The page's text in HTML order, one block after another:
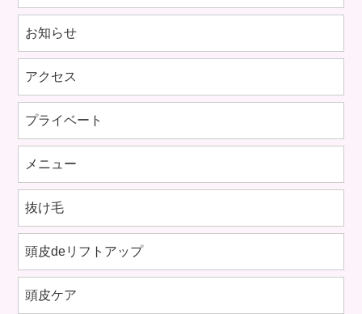
お知らせ
アクセス
プライベート
メニュー
抜け毛
頭皮deリフトアップ
頭皮ケア